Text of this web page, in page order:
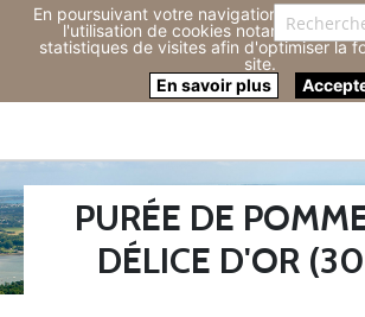
En poursuivant votre navigation sur ce
l'utilisation de cookies notamment pour
statistiques de visites afin d'optimiser la
site.
En savoir plus
PURÉE DE
DÉLICE D'OR